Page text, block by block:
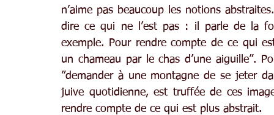
n’aime pas beaucoup les notions
dire ce qui ne l’est pas : il parle de la
exemple. Pour rendre compte de ce qui
un chameau par le chas d’une aiguilleˮ.
ˮdemander à une montagne de se jeter
juive quotidienne, est truffée de ces
rendre compte de ce qui est plus abstrait.